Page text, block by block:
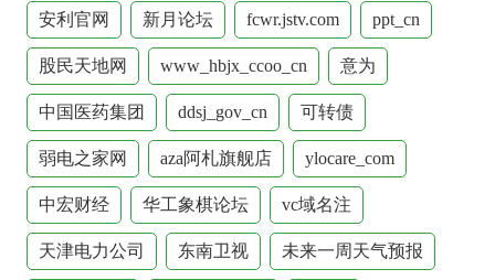
安利官网 新月论坛 fcwr.jstv.com ppt_cn
股民天地网 www_hbjx_ccoo_cn 意为
中国医药集团 ddsj_gov_cn 可转债
弱电之家网 aza阿札旗舰店 ylocare_com
中宏财经 华工象棋论坛 vc域名注
天津电力公司 东南卫视 未来一周天气预报